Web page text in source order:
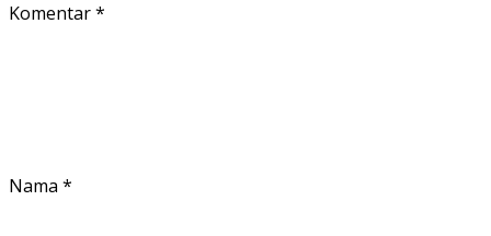
Komentar*
Nama *